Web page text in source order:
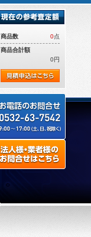
商品数 0点
商品合計額
0円